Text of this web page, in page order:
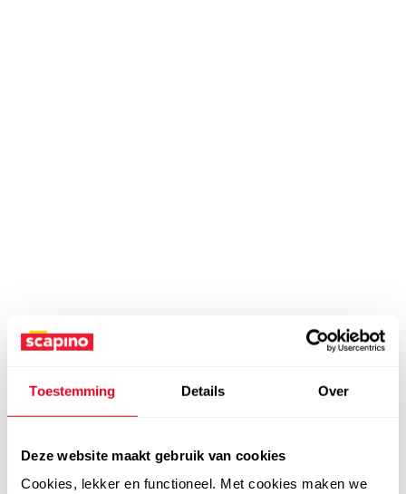
Toestemming Details Over
Deze website maakt gebruik van cookies
Cookies, lekker en functioneel. Met cookies maken we